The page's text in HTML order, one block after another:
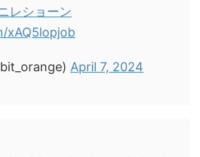
レショーン
xAQ5lopjob
April 7, 2024